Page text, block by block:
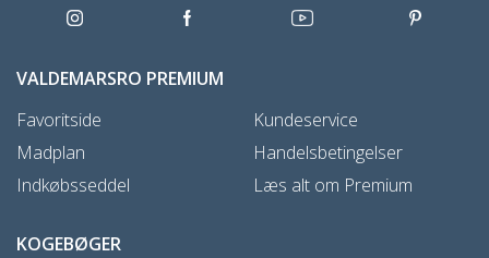
VALDEMARSRO PREMIUM
Favoritside
Madplan
Indkøbsseddel
Kundeservice
Handelsbetingelser
Læs alt om Premium
KOGEBØGER